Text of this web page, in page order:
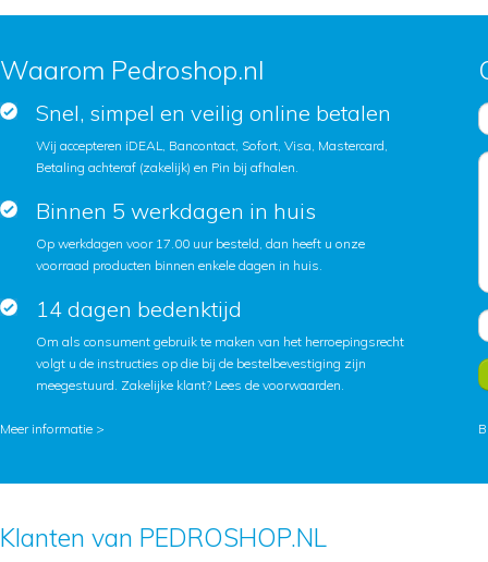
Waarom Pedroshop.nl
Snel, simpel en veilig online betalen
Wij accepteren iDEAL, Bancontact, Sofort, Visa, Mastercard,
Betaling achteraf (zakelijk) en Pin bij afhalen.
Binnen 5 werkdagen in huis
Op werkdagen voor 17.00 uur besteld, dan heeft u onze
voorraad producten binnen enkele dagen in huis.
14 dagen bedenktijd
Om als consument gebruik te maken van het herroepingsrecht
volgt u de instructies op die bij de bestelbevestiging zijn
meegestuurd. Zakelijke klant? Lees de voorwaarden.
Meer informatie >
Klanten van PEDROSHOP.NL